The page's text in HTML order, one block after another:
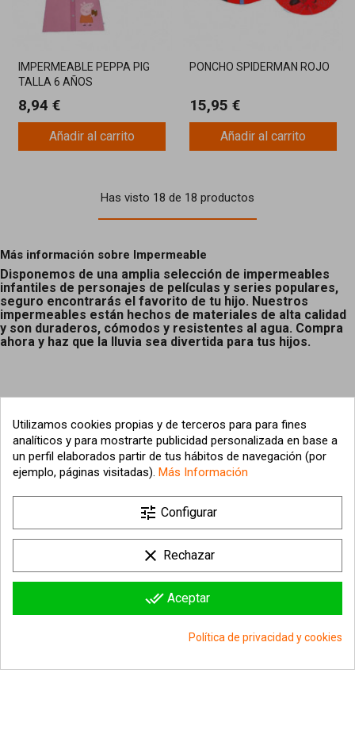
IMPERMEABLE PEPPA PIG
TALLA 6 AÑOS
8,94 €
Añadir al carrito
PONCHO SPIDERMAN ROJO
15,95 €
Añadir al carrito
Has visto 18 de 18 productos
Más información sobre Impermeable
Disponemos de una amplia selección de impermeables
infantiles de personajes de películas y series populares,
seguro encontrarás el favorito de tu hijo. Nuestros
impermeables están hechos de materiales de alta calidad
y son duraderos, cómodos y resistentes al agua. Compra
ahora y haz que la lluvia sea divertida para tus hijos.
Información sobre la tienda 
Utilizamos cookies propias y de terceros para para fines
analíticos y para mostrarte publicidad personalizada en base a
un perfil elaborados partir de tus hábitos de navegación (por
ejemplo, páginas visitadas). Más Información
tune Configurar
clear Rechazar
done_all Aceptar
Política de privacidad y cookies